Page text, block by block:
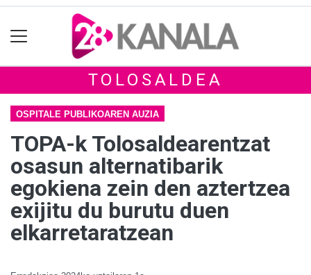
TOLOSALDEA
OSPITALE PUBLIKOAREN AUZIA
TOPA-k Tolosaldearentzat
osasun alternatibarik
egokiena zein den aztertzea
exijitu du burutu duen
elkarretaratzean